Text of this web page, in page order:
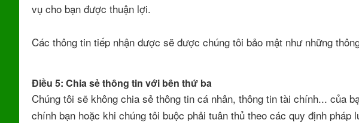
vụ cho bạn được thuận lợi.
Các thông tin tiếp nhận được sẽ được chúng tôi bảo mật như những
Điều 5: Chia sẻ thông tin với bên thứ ba
Chúng tôi sẽ không chia sẻ thông tin cá nhân, thông tin tài chính... của
chính bạn hoặc khi chúng tôi buộc phải tuân thủ theo các quy định